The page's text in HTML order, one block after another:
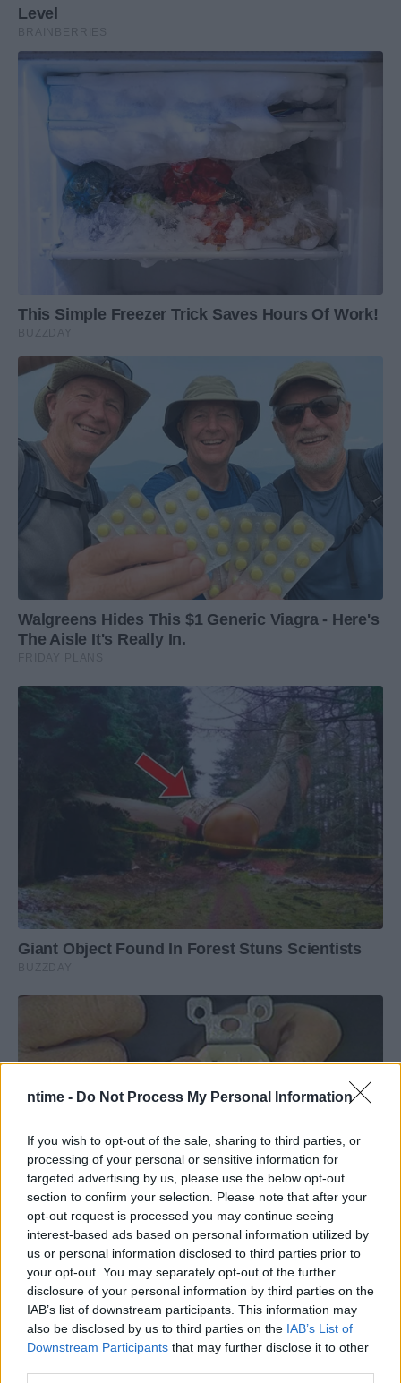
ntime - Do Not Process My Personal Information
If you wish to opt-out of the sale, sharing to third parties, or
processing of your personal or sensitive information for
targeted advertising by us, please use the below opt-out
section to confirm your selection. Please note that after your
opt-out request is processed you may continue seeing
interest-based ads based on personal information utilized by
us or personal information disclosed to third parties prior to
your opt-out. You may separately opt-out of the further
disclosure of your personal information by third parties on the
IAB’s list of downstream participants. This information may
also be disclosed by us to third parties on the IAB’s List of
Downstream Participants that may further disclose it to other